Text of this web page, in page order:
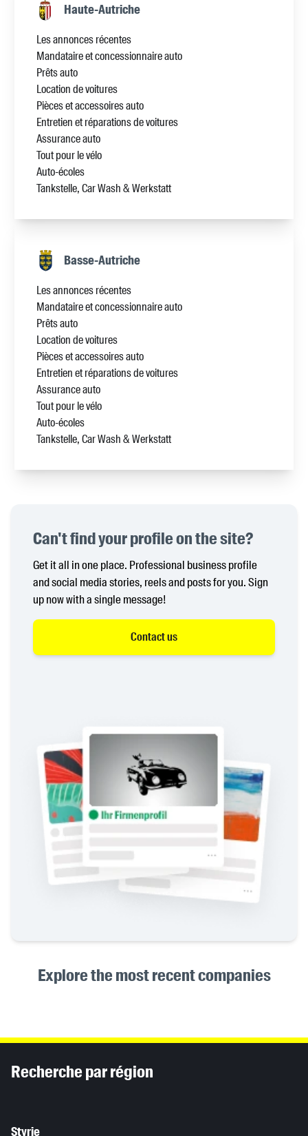
Haute-Autriche
Les annonces récentes
Mandataire et concessionnaire auto
Prêts auto
Location de voitures
Pièces et accessoires auto
Entretien et réparations de voitures
Assurance auto
Tout pour le vélo
Auto-écoles
Tankstelle, Car Wash & Werkstatt
Basse-Autriche
Les annonces récentes
Mandataire et concessionnaire auto
Prêts auto
Location de voitures
Pièces et accessoires auto
Entretien et réparations de voitures
Assurance auto
Tout pour le vélo
Auto-écoles
Tankstelle, Car Wash & Werkstatt
Can't find your profile on the site?
Get it all in one place. Professional business profile
and social media stories, reels and posts for you. Sign
up now with a single message!
Contact us
Explore the most recent companies
Recherche par région
Styrie